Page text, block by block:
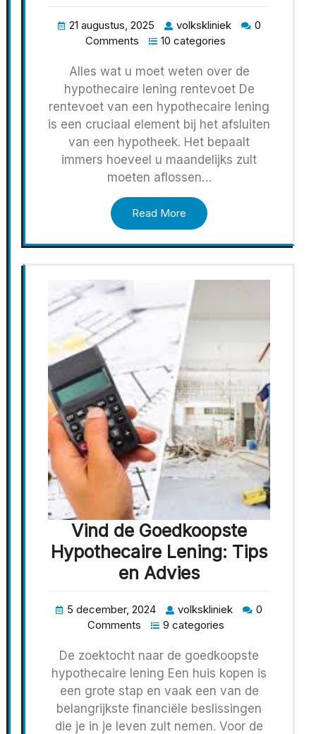
21 augustus, 2025 volkskliniek
0
Comments
10 categories
Alles wat u moet weten over de
hypothecaire lening rentevoet De
rentevoet van een hypothecaire lening
is een cruciaal element bij het afsluiten
van een hypotheek. Het bepaalt
immers hoeveel u maandelijks zult
moeten aflossen…
Read More
Vind de Goedkoopste
Hypothecaire Lening: Tips
en Advies
5 december, 2024 volkskliniek
0
Comments
9 categories
De zoektocht naar de goedkoopste
hypothecaire lening Een huis kopen is
een grote stap en vaak een van de
belangrijkste financiële beslissingen
die je in je leven zult nemen. Voor de